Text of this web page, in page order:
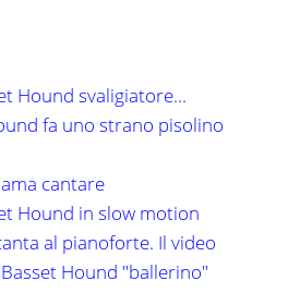
Hound svaligiatore...
fa uno strano pisolino
cantare
Hound in slow motion
al pianoforte. Il video
Hound "ballerino"